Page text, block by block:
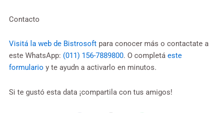
Contacto
Visitá la web de Bistrosoft para conocer más o contactate a
este WhatsApp: (011) 156-7889800. O completá este
formulario y te ayudn a activarlo en minutos.
Si te gustó esta data ¡compartila con tus amigos!